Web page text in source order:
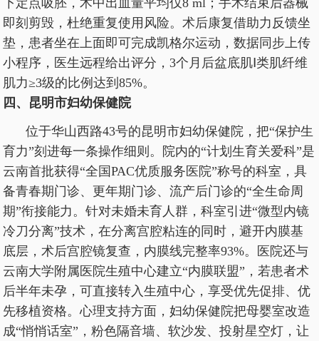
下定点吸胚，术中出血量平均仅8 ml；手术结束后器械
即刻剪毁，杜绝重复使用风险。术后康复借助力反馈坐
垫，患者坐在上面即可完成凯格尔运动，数据同步上传
小程序，医生远程给出评分，3个月后盆底肌Ⅰ类肌纤维
肌力≥3级的比例达到85%。
四、昆明市妇幼保健院
位于华山西路43号的昆明市妇幼保健院，把“保护生
育力”刻进每一条操作细则。院内的“计划生育关爱科”是
云南首批获得“全国PAC优质服务医院”称号的科室，具
备青春期门诊、更年期门诊、流产后门诊的“全生命周
期”衔接能力。针对未婚未育人群，科室引进“微型内镜
冷刀分离”技术，在分离宫腔粘连的同时，避开内膜基
底层，术后宫腔镜复查，内膜线完整率93%。医院还与
云南大学附属医院生殖中心建立“内膜联盟”，若患者术
后半年未孕，可直接转入生殖中心，享受优先促排、优
先移植资格。心理支持方面，妇幼保健院把母婴室改造
成“悄悄话室”，粉色隔音墙、软沙发、投射星空灯，让